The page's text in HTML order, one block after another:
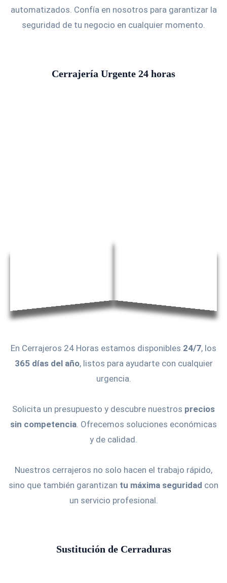
automatizados. Confía en nosotros para garantizar la
seguridad de tu negocio en cualquier momento.
Cerrajería Urgente 24 horas
En Cerrajeros 24 Horas estamos disponibles 24/7, los
365 días del año, listos para ayudarte con cualquier
urgencia.
Solicita un presupuesto y descubre nuestros precios
sin competencia. Ofrecemos soluciones económicas
y de calidad.
Nuestros cerrajeros no solo hacen el trabajo rápido,
sino que también garantizan tu máxima seguridad con
un servicio profesional.
Sustitución de Cerraduras